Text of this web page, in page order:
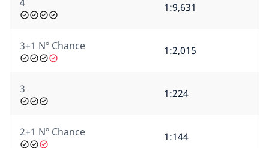
1:9,631
3+1 Nº Chance 1:2,015
3 1:224
2+1 Nº Chance 1:144